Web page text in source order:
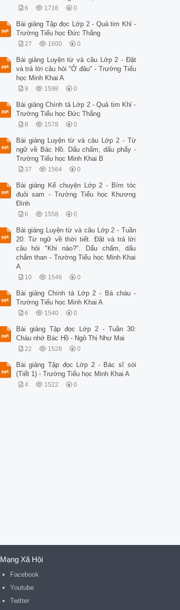
6 1716 0
Bài giảng Tập đọc Lớp 2 - Quả tim Khỉ -
Trường Tiểu học Đức Thắng
27 1600 0
Bài giảng Luyện từ và câu Lớp 2 - Đặt
và trả lời câu hỏi "Ở đâu" - Trường Tiểu
học Minh Khai A
9 1598 0
Bài giảng Chính tả Lớp 2 - Quả tim Khỉ -
Trường Tiểu học Đức Thắng
8 1578 0
Bài giảng Luyện từ và câu Lớp 2 - Từ
ngữ về Bác Hồ. Dấu chấm, dấu phẩy -
Trường Tiểu học Minh Khai B
37 1564 0
Bài giảng Kể chuyện Lớp 2 - Bím tóc
đuôi sam - Trường Tiểu học Khương
Đình
6 1558 0
Bài giảng Luyện từ và câu Lớp 2 - Tuần
20: Từ ngữ về thời tiết. Đặt và trả lời
câu hỏi "Khi nào?". Dấu chấm, dấu
chấm than - Trường Tiểu học Minh Khai
A
10 1546 0
Bài giảng Chính tả Lớp 2 - Bà cháu -
Trường Tiểu học Minh Khai A
6 1540 0
Bài giảng Tập đọc Lớp 2 - Tuần 30:
Cháu nhớ Bác Hồ - Ngô Thị Như Mai
22 1528 0
Bài giảng Tập đọc Lớp 2 - Bác sĩ sói
(Tiết 1) - Trường Tiểu học Minh Khai A
4 1522 0
Mạng Xã Hội
Facebook
Youtube
Twitter